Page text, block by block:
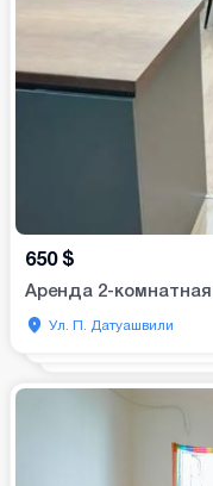
650 $
Аренда 2-
Ул. П. Датуашвили